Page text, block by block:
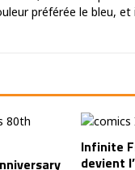
préférée le bleu, et
Infinite
devient